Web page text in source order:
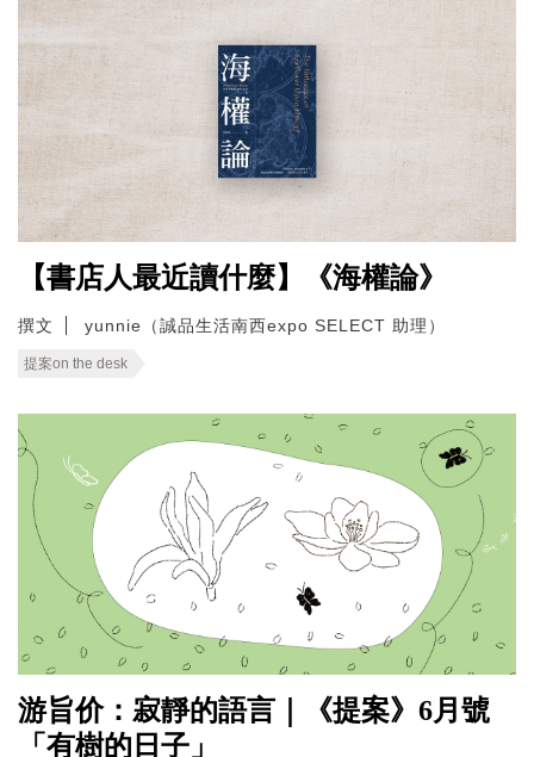
【書店人最近讀什麼】《海權論》
撰文 yunnie（誠品生活南西expo SELECT 助理）
提案on the desk
游旨价：寂靜的語言｜《提案》6月號
「有樹的日子」